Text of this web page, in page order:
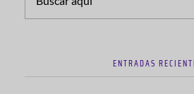
ENTRADAS